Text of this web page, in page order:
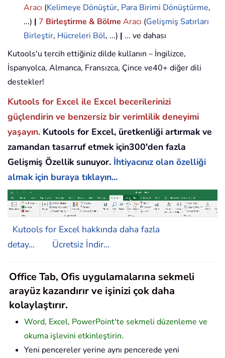
Aracı (Kelimeye Dönüştür, Para Birimi Dönüştürme,
...) | 7 Birleştirme & Bölme Aracı (Gelişmiş Satırları
Birleştir, Hücreleri Böl, ...) | ... ve dahası
Kutools'u tercih ettiğiniz dilde kullanın – İngilizce,
İspanyolca, Almanca, Fransızca, Çince ve40+ diğer dili
destekler!
Kutools for Excel ile Excel becerilerinizi
güçlendirin ve benzersiz bir verimlilik deneyimi
yaşayın. Kutools for Excel, üretkenliği artırmak ve
zamandan tasarruf etmek için300'den fazla
Gelişmiş Özellik sunuyor. İhtiyacınız olan özelliği
almak için buraya tıklayın...
Kutools for Excel hakkında daha fazla
detay...
Ücretsiz İndir...
Office Tab, Ofis uygulamalarına sekmeli
arayüz kazandırır ve işinizi çok daha
kolaylaştırır.
Word, Excel, PowerPoint'te sekmeli düzenleme ve
okuma işlevini etkinleştirin.
Yeni pencereler yerine aynı pencerede yeni